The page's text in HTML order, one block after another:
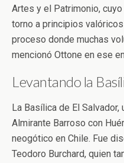
Artes y el Patrimonio,
torno a principios
proceso donde muchas
mencionó Ottone en ese
Levantando la
La Basílica de El
Almirante Barroso con
neogótico en Chile. Fue
Teodoro Burchard, quien